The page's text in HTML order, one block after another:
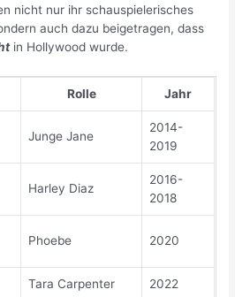
nicht nur ihr schauspielerisches
auch dazu beigetragen, dass
in Hollywood wurde.
Rolle Jahr
Junge Jane
2014-
2019
Harley Diaz
2016-
2018
Phoebe 2020
Tara Carpenter 2022